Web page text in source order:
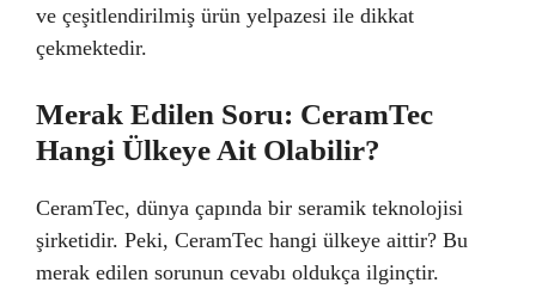
ve çeşitlendirilmiş ürün yelpazesi ile dikkat
çekmektedir.
Merak Edilen Soru: CeramTec
Hangi Ülkeye Ait Olabilir?
CeramTec, dünya çapında bir seramik teknolojisi
şirketidir. Peki, CeramTec hangi ülkeye aittir? Bu
merak edilen sorunun cevabı oldukça ilginçtir.